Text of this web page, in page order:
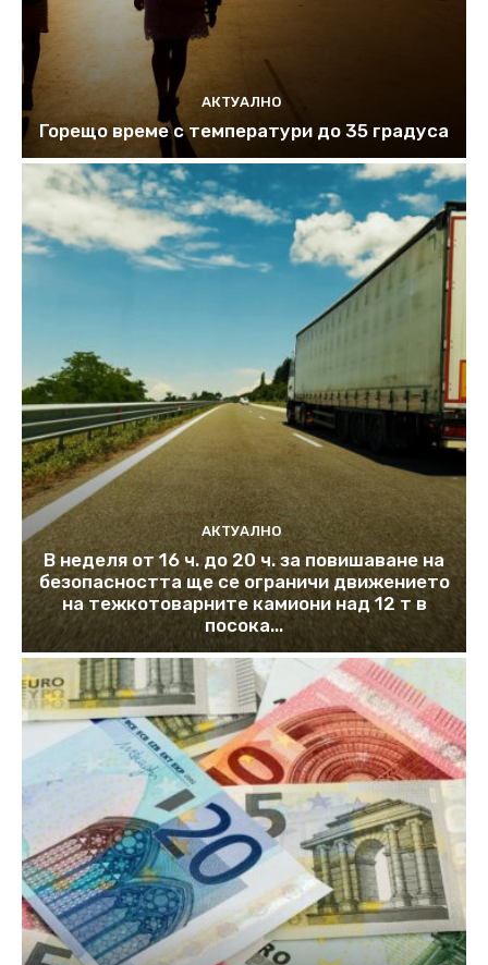
АКТУАЛНО
Горещо време с температури до 35 градуса
АКТУАЛНО
В неделя от 16 ч. до 20 ч. за повишаване на
безопасността ще се ограничи движението
на тежкотоварните камиони над 12 т в
посока...